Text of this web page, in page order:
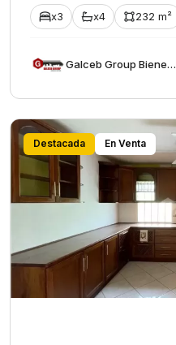
x3 x4 232 m²
Galceb Group Bienes Raices
Destacada En Venta